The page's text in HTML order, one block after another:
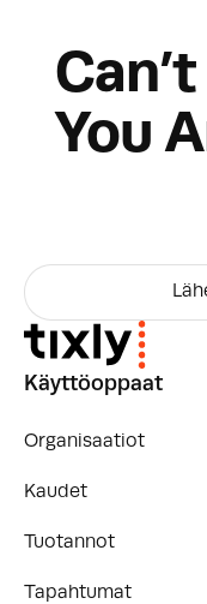
You
Käyttöoppaat
Organisaatiot
Kaudet
Tuotannot
Tapahtumat